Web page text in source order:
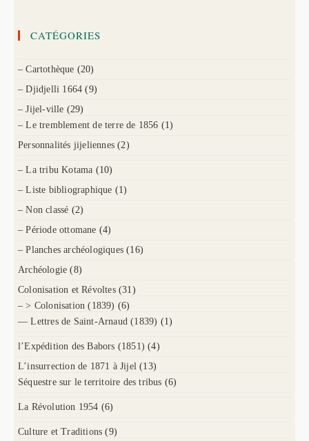
CATÉGORIES
– Cartothèque (20)
– Djidjelli 1664 (9)
– Jijel-ville (29)
– Le tremblement de terre de 1856 (1)
Personnalités jijeliennes (2)
– La tribu Kotama (10)
– Liste bibliographique (1)
– Non classé (2)
– Période ottomane (4)
– Planches archéologiques (16)
Archéologie (8)
Colonisation et Révoltes (31)
– > Colonisation (1839) (6)
— Lettres de Saint-Arnaud (1839) (1)
l’Expédition des Babors (1851) (4)
L’insurrection de 1871 à Jijel (13)
Séquestre sur le territoire des tribus (6)
La Révolution 1954 (6)
Culture et Traditions (9)